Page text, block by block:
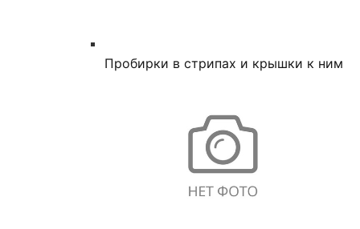
Пробирки в стрипах и крышки к ним